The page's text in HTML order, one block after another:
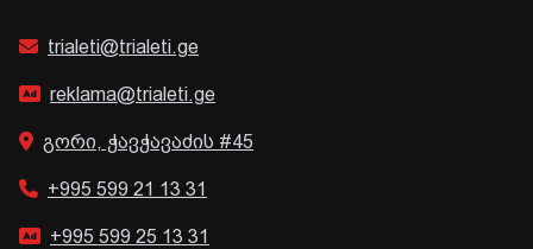
trialeti@trialeti.ge
reklama@trialeti.ge
გორი, ჭავჭავაძის #45
+995 599 21 13 31
+995 599 25 13 31